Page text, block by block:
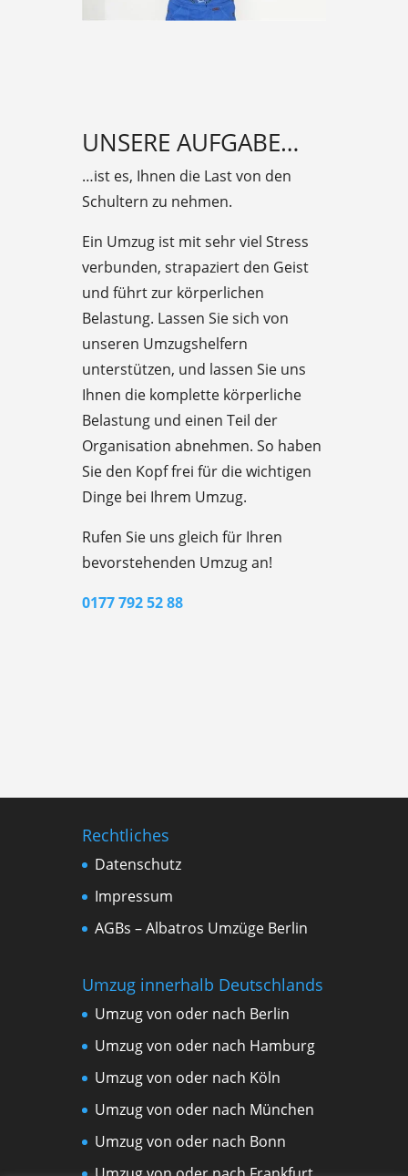
UNSERE AUFGABE…
…ist es, Ihnen die Last von den
Schultern zu nehmen.
Ein Umzug ist mit sehr viel Stress
verbunden, strapaziert den Geist
und führt zur körperlichen
Belastung. Lassen Sie sich von
unseren Umzugshelfern
unterstützen, und lassen Sie uns
Ihnen die komplette körperliche
Belastung und einen Teil der
Organisation abnehmen. So haben
Sie den Kopf frei für die wichtigen
Dinge bei Ihrem Umzug.
Rufen Sie uns gleich für Ihren
bevorstehenden Umzug an!
0177 792 52 88
Rechtliches
Datenschutz
Impressum
AGBs – Albatros Umzüge Berlin
Umzug innerhalb Deutschlands
Umzug von oder nach Berlin
Umzug von oder nach Hamburg
Umzug von oder nach Köln
Umzug von oder nach München
Umzug von oder nach Bonn